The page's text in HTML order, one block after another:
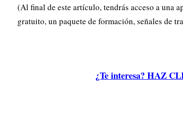
(Al final de este artículo, tendrás acceso a una
gratuito, un paquete de formación, señales de
¿Te interesa? HAZ